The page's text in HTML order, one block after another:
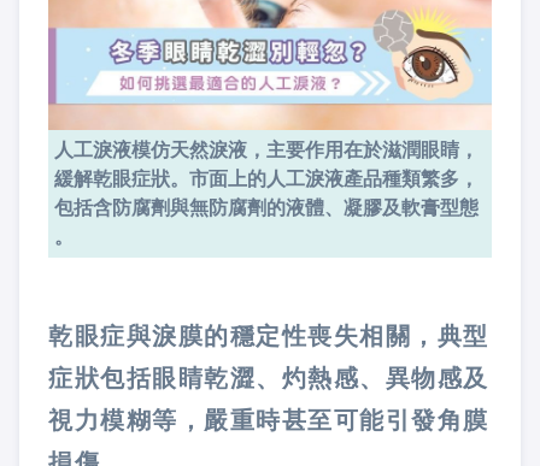
人工淚液模仿天然淚液，主要作用在於滋潤眼睛，
緩解乾眼症狀。市面上的人工淚液產品種類繁多，
包括含防腐劑與無防腐劑的液體、凝膠及軟膏型態​
。
乾眼症與淚膜的穩定性喪失相關，典型
症狀包括眼睛乾澀、灼熱感、異物感及
視力模糊等，嚴重時甚至可能引發角膜